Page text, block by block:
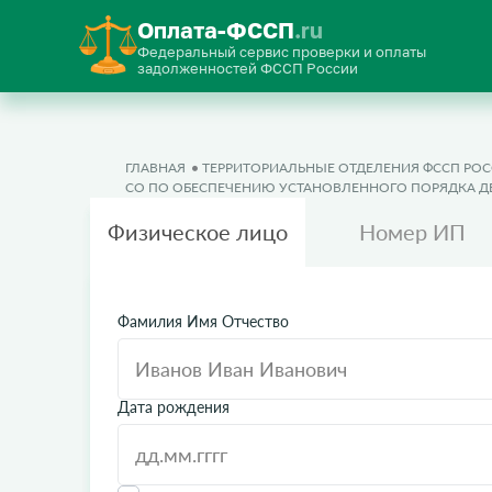
Оплата-ФССП.ru
Федеральный сервис проверки и оплаты
задолженностей ФССП России
ГЛАВНАЯ
ТЕРРИТОРИАЛЬНЫЕ ОТДЕЛЕНИЯ ФССП
CО ПО ОБЕСПЕЧЕНИЮ УСТАНОВЛЕННОГО ПОРЯДКА
Физическое лицо Номер ИП
Фамилия Имя Отчество
Дата рождения